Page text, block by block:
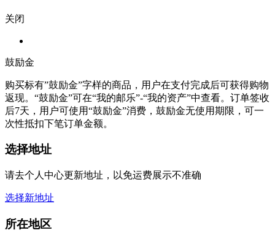
关闭
鼓励金
购买标有”鼓励金”字样的商品，用户在支付完成后可获得购物
返现。“鼓励金”可在“我的邮乐”-“我的资产”中查看。订单签收
后7天，用户可使用“鼓励金”消费，鼓励金无使用期限，可一
次性抵扣下笔订单金额。
选择地址
请去个人中心更新地址，以免运费展示不准确
选择新地址
所在地区